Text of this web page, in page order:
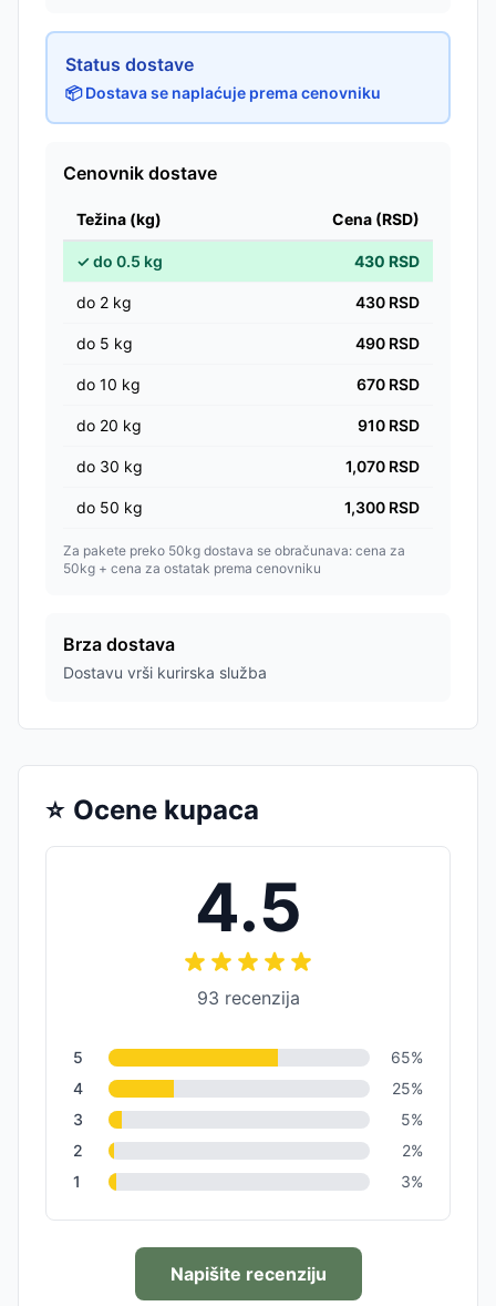
Status dostave
📦 Dostava se naplaćuje prema cenovniku
Cenovnik dostave
Težina (kg) Cena (RSD)
✓do 0.5 kg 430 RSD
do 2 kg 430 RSD
do 5 kg 490 RSD
do 10 kg 670 RSD
do 20 kg 910 RSD
do 30 kg 1,070 RSD
do 50 kg 1,300 RSD
Za pakete preko 50kg dostava se obračunava: cena za
50kg + cena za ostatak prema cenovniku
Brza dostava
Dostavu vrši kurirska služba
⭐ Ocene kupaca
4.5
93 recenzija
5 65%
4
25%
3
5%
2
2%
1
3%
Napišite recenziju